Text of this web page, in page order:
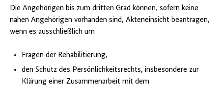
Die Angehörigen bis zum dritten Grad können, sofern keine
nahen Angehörigen vorhanden sind, Akteneinsicht beantragen,
wenn es ausschließlich um
Fragen der Rehabilitierung,
den Schutz des Persönlichkeitsrechts, insbesondere zur
Klärung einer Zusammenarbeit mit dem